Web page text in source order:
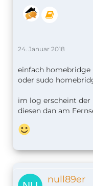
24. Januar 2018
einfach homebridge
oder sudo
im log erscheint der
diesen dan am
null89er